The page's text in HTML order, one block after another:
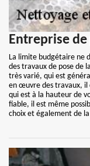
Entreprise
La limite budgétaire ne
des travaux de pose de
très varié, qui est
en œuvre des travaux, il
qui est à la hauteur de
fiable, il est même
choix et également de